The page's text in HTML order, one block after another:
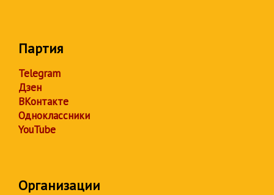
Партия
Telegram
Дзен
ВКонтакте
Одноклассники
YouTube
Организации